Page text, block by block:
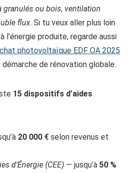
granulés ou bois, ventilation
flux. Si tu veux aller plus loin
l’énergie produite, regarde aussi
photovoltaïque EDF OA 2025
de rénovation globale.
15 dispositifs d’aides
20 000 € selon revenus et
d’Énergie (CEE) — jusqu’à50 %